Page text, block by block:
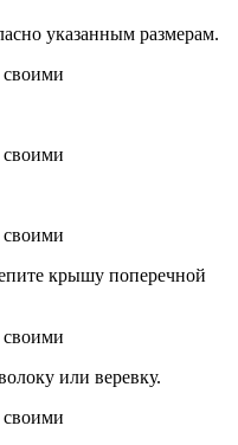
указанным размерам.
крышу поперечной
или веревку.